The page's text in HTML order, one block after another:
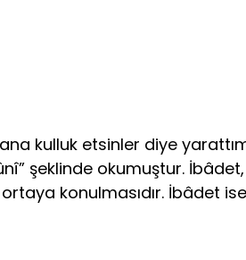
kulluk etsinler diye
şeklinde okumuştur.
konulmasıdır. İbâdet